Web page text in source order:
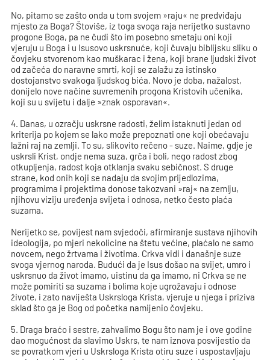
No, pitamo se zašto onda u tom svojem »raju« ne predviđaju
mjesto za Boga? Štoviše, iz toga svoga raja nerijetko sustavno
progone Boga, pa ne čudi što im posebno smetaju oni koji
vjeruju u Boga i u Isusovo uskrsnuće, koji čuvaju biblijsku sliku o
čovjeku stvorenom kao muškarac i žena, koji brane ljudski život
od začeća do naravne smrti, koji se zalažu za istinsko
dostojanstvo svakoga ljudskog bića. Novo je doba, nažalost,
donijelo nove načine suvremenih progona Kristovih učenika,
koji su u svijetu i dalje »znak osporavan«.
4. Danas, u ozračju uskrsne radosti, želim istaknuti jedan od
kriterija po kojem se lako može prepoznati one koji obećavaju
lažni raj na zemlji. To su, slikovito rečeno - suze. Naime, gdje je
uskrsli Krist, ondje nema suza, grča i boli, nego radost zbog
otkupljenja, radost koja otklanja svaku sebičnost. S druge
strane, kod onih koji se nadaju da svojim prijedlozima,
programima i projektima donose takozvani »raj« na zemlju,
njihovu viziju uređenja svijeta i odnosa, netko često plaća
suzama.
Nerijetko se, povijest nam svjedoči, afirmiranje sustava njihovih
ideologija, po mjeri nekolicine na štetu većine, plaćalo ne samo
novcem, nego žrtvama i životima. Crkva vidi i današnje suze
svoga vjernog naroda. Budući da je Isus došao na svijet, umro i
uskrsnuo da život imamo, uistinu da ga imamo, ni Crkva se ne
može pomiriti sa suzama i bolima koje ugrožavaju i odnose
živote, i zato naviješta Uskrsloga Krista, vjeruje u njega i priziva
sklad što ga je Bog od početka namijenio čovjeku.
5. Draga braćo i sestre, zahvalimo Bogu što nam je i ove godine
dao mogućnost da slavimo Uskrs, te nam iznova posvijestio da
se povratkom vjeri u Uskrsloga Krista otiru suze i uspostavljaju